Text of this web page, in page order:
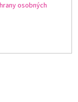
osobných